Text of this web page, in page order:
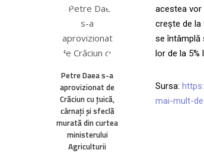
Petre Daea s-a
aprovizionat de
Crăciun cu ţuică,
cârnaţi şi sfeclă
murată din curtea
ministerului
Agriculturii
acestea vor
crește de la
se întâmplă
lor de la 5%
Sursa:
mai-mult-